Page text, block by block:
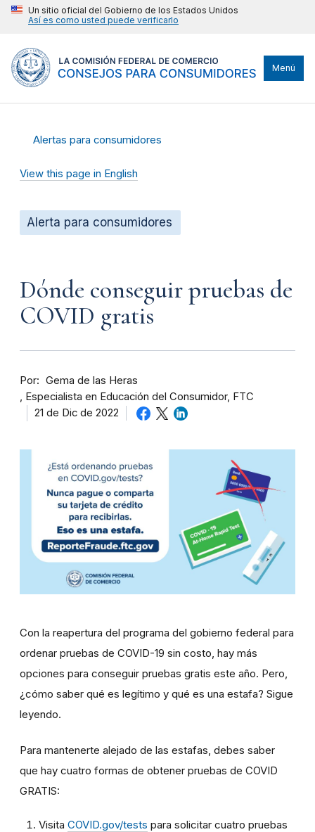
Un sitio oficial del Gobierno de los Estados Unidos
Así es como usted puede verificarlo
Menú
Alertas para consumidores
View this page in English
Alerta para consumidores
Dónde conseguir pruebas de
COVID gratis
Por
Gema de las Heras
Especialista en Educación del Consumidor, FTC
21 de Dic de 2022
Con la reapertura del programa del gobierno federal para
ordenar pruebas de COVID-19 sin costo, hay más
opciones para conseguir pruebas gratis este año. Pero,
¿cómo saber qué es legítimo y qué es una estafa? Sigue
leyendo.
Para mantenerte alejado de las estafas, debes saber
que hay cuatro formas de obtener pruebas de COVID
GRATIS:
Visita COVID.gov/tests para solicitar cuatro pruebas